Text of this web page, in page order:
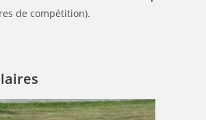
de compétition).